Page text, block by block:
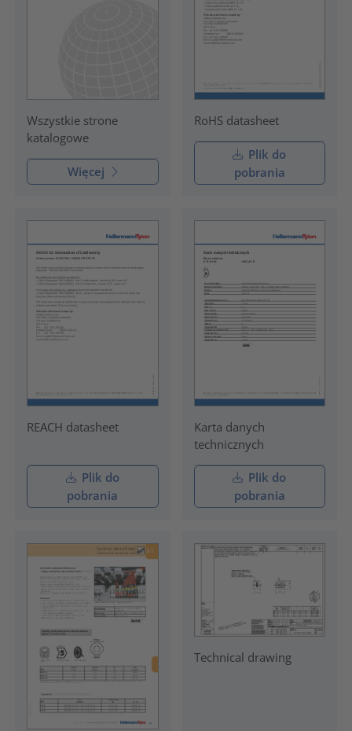
Wszystkie strone
katalogowe
Więcej
RoHS datasheet
Plik do
pobrania
REACH datasheet
Plik do
pobrania
Karta danych
technicznych
Plik do
pobrania
Technical drawing